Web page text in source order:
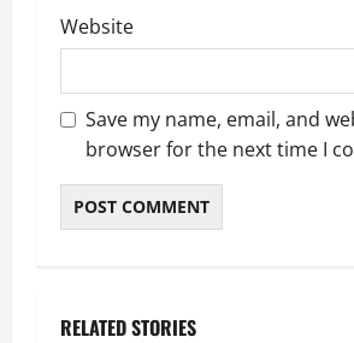
Website
Save my name, email, and
browser for the next time I
RELATED STORIES